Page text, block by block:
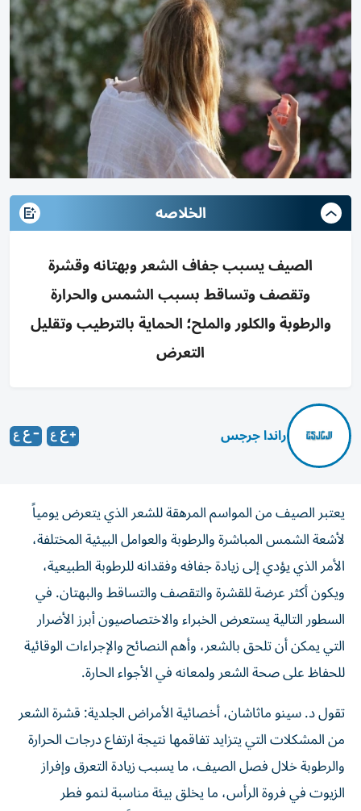
الخلاصه
الصيف يسبب جفاف الشعر وبهتانه وقشرة
وتقصف وتساقط بسبب الشمس والحرارة
والرطوبة والكلور والملح؛ الحماية بالترطيب وتقليل
التعرض
راندا جرجس
يعتبر الصيف من المواسم المرهقة للشعر الذي يتعرض يومياً
لأشعة الشمس المباشرة والرطوبة والعوامل البيئية المختلفة،
الأمر الذي يؤدي إلى زيادة جفافه وفقدانه للرطوبة الطبيعية،
ويكون أكثر عرضة للقشرة والتقصف والتساقط والبهتان. في
السطور التالية يستعرض الخبراء والاختصاصيون أبرز الأضرار
التي يمكن أن تلحق بالشعر، وأهم النصائح والإجراءات الوقائية
للحفاظ على صحة الشعر ولمعانه في الأجواء الحارة.
تقول د. سينو ماثاشان، أخصائية الأمراض الجلدية: قشرة الشعر
من المشكلات التي يتزايد تفاقمها نتيجة ارتفاع درجات الحرارة
والرطوبة خلال فصل الصيف، ما يسبب زيادة التعرق وإفراز
الزيوت في فروة الرأس، ما يخلق بيئة مناسبة لنمو فطر